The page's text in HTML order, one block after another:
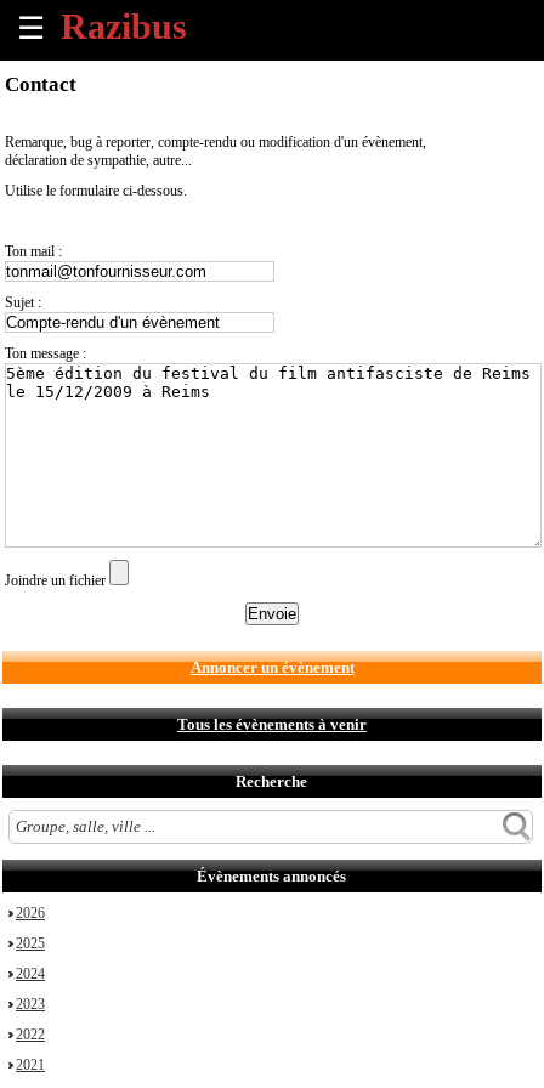
☰
×
les
venir
Annoncer
évènement
Contact
Remarque, bug à reporter, compte-rendu ou modification d'un évènement,
déclaration de sympathie, autre...
Utilise le formulaire ci-dessous.
Ton mail :
Sujet :
Ton message :
Joindre un fichier
Annoncer un évènement
Tous les évènements à venir
Recherche
Évènements annoncés
2026
2025
2024
2023
2022
2021